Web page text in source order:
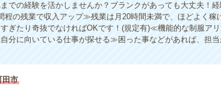
での経験を活かしませんか？ブランクがあっても大丈夫！
程の残業で収入アップ≫残業は月20時間未満で、ほどよく
ぎたり奇抜でなければOKです！(規定有)≪機能的な制服ア
分に向いている仕事が探せる≫困った事などがあれば、担当
田市